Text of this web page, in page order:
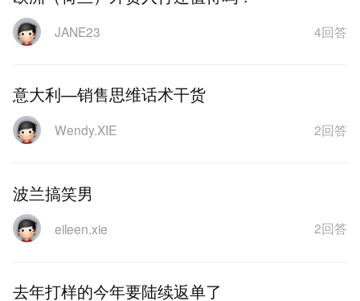
JANE23 4回答
意大利—销售思维话术干货
Wendy.XIE 2回答
波兰搞笑男
eileen.xie 2回答
去年打样的今年要陆续返单了